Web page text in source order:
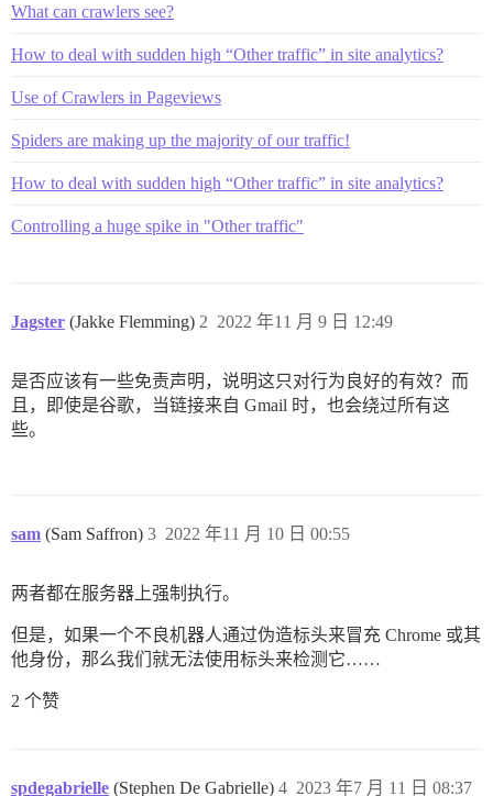
What can crawlers see?
How to deal with sudden high “Other traffic” in site analytics?
Use of Crawlers in Pageviews
Spiders are making up the majority of our traffic!
How to deal with sudden high “Other traffic” in site analytics?
Controlling a huge spike in "Other traffic"
Jagster (Jakke Flemming) 2022 年11 月 9 日 12:49
2
是否应该有一些免责声明，说明这只对行为良好的有效？而
且，即使是谷歌，当链接来自 Gmail 时，也会绕过所有这
些。
sam (Sam Saffron) 2022 年11 月 10 日 00:55
3
两者都在服务器上强制执行。
但是，如果一个不良机器人通过伪造标头来冒充 Chrome 或其
他身份，那么我们就无法使用标头来检测它……
2 个赞
spdegabrielle (Stephen De Gabrielle) 2023 年7 月 11 日 08:37
4